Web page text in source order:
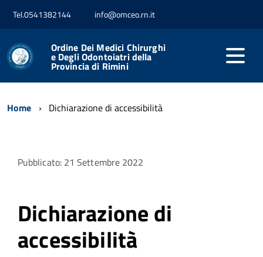
Tel.0541382144 info@omceo.rn.it
Ordine Dei Medici Chirurghi
e Degli Odontoiatri della
Provincia di Rimini
Home Dichiarazione di accessibilità
Pubblicato: 21 Settembre 2022
Dichiarazione di
accessibilità